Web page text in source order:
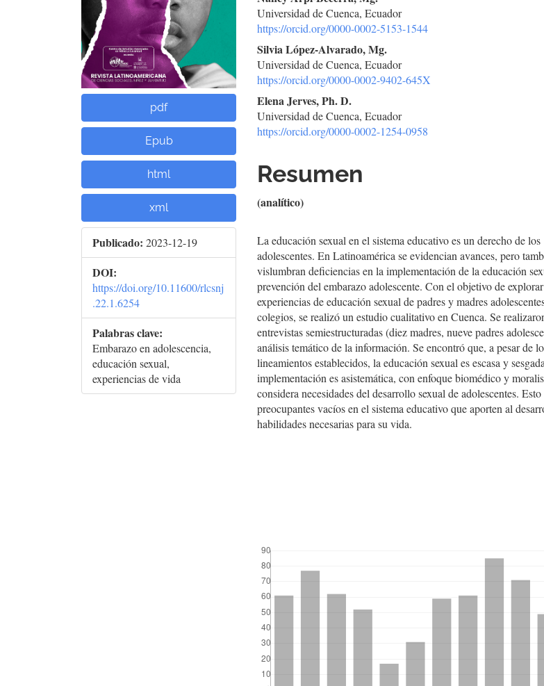
pdf
Epub
html
xml
Publicado: 2023-12-19
DOI:
https://doi.org/10.11600/rlcsnj
.22.1.6254
Palabras clave:
Embarazo en adolescencia,
educación sexual,
experiencias de vida
Universidad de Cuenca, Ecuador
https://orcid.org/0000-0002-5153-1544
Silvia López-Alvarado, Mg.
Universidad de Cuenca, Ecuador
https://orcid.org/0000-0002-9402-645X
Elena Jerves, Ph. D.
Universidad de Cuenca, Ecuador
https://orcid.org/0000-0002-1254-0958
Resumen
(analítico)
La educación sexual en el sistema educativo es un derecho de los
adolescentes. En Latinoamérica se evidencian avances, pero
vislumbran deficiencias en la implementación de la educación
prevención del embarazo adolescente. Con el objetivo de
experiencias de educación sexual de padres y madres
colegios, se realizó un estudio cualitativo en Cuenca. Se
entrevistas semiestructuradas (diez madres, nueve padres
análisis temático de la información. Se encontró que, a pesar de
lineamientos establecidos, la educación sexual es escasa y
implementación es asistemática, con enfoque biomédico y
considera necesidades del desarrollo sexual de adolescentes.
preocupantes vacíos en el sistema educativo que aporten al
habilidades necesarias para su vida.